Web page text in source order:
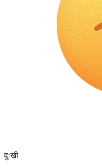
दुःखी